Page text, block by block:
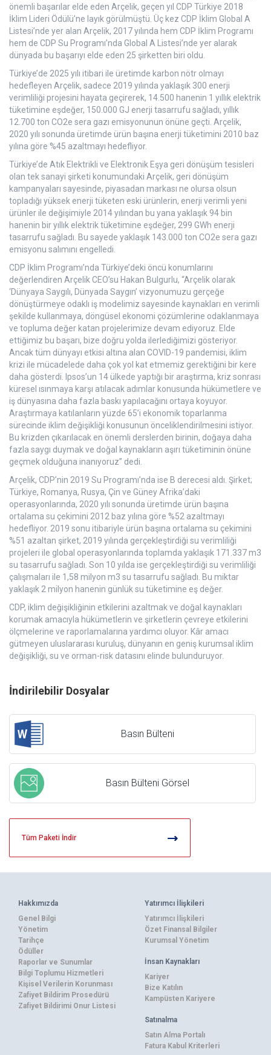
önemli başarılar elde eden Arçelik, geçen yıl CDP Türkiye 2018
İklim Lideri Ödülü’ne layık görülmüştü. Üç kez CDP İklim Global A
Listesi’nde yer alan Arçelik, 2017 yılında hem CDP İklim Programı
hem de CDP Su Programı’nda Global A Listesi’nde yer alarak
dünyada bu başarıyı elde eden 25 şirketten biri oldu.
Türkiye’de 2025 yılı itibari ile üretimde karbon nötr olmayı
hedefleyen Arçelik, sadece 2019 yılında yaklaşık 300 enerji
verimliliği projesini hayata geçirerek, 14.500 hanenin 1 yıllık elektrik
tüketimine eşdeğer, 150.000 GJ enerji tasarrufu sağladı, yıllık
12.700 ton CO2e sera gazı emisyonunun önüne geçti. Arçelik,
2020 yılı sonunda üretimde ürün başına enerji tüketimini 2010 baz
yılına göre %45 azaltmayı hedefliyor.
Türkiye’de Atık Elektrikli ve Elektronik Eşya geri dönüşüm tesisleri
olan tek sanayi şirketi konumundaki Arçelik, geri dönüşüm
kampanyaları sayesinde, piyasadan markası ne olursa olsun
topladığı yüksek enerji tüketen eski ürünlerin, enerji verimli yeni
ürünler ile değişimiyle 2014 yılından bu yana yaklaşık 94 bin
hanenin bir yıllık elektrik tüketimine eşdeğer, 299 GWh enerji
tasarrufu sağladı. Bu sayede yaklaşık 143.000 ton CO2e sera gazı
emisyonu salımını engelledi.
CDP İklim Programı’nda Türkiye’deki öncü konumlarını
değerlendiren Arçelik CEO’su Hakan Bulgurlu, “Arçelik olarak
‘Dünyaya Saygılı, Dünyada Saygın’ vizyonumuzu gerçeğe
dönüştürmeye odaklı iş modelimiz sayesinde kaynakları en verimli
şekilde kullanmaya, döngüsel ekonomi çözümlerine odaklanmaya
ve topluma değer katan projelerimize devam ediyoruz. Elde
ettiğimiz bu başarı, bize doğru yolda ilerlediğimizi gösteriyor.
Ancak tüm dünyayı etkisi altına alan COVID-19 pandemisi, iklim
krizi ile mücadelede daha çok yol kat etmemiz gerektiğini bir kere
daha gösterdi. Ipsos’un 14 ülkede yaptığı bir araştırma, kriz sonrası
küresel ısınmaya karşı atılacak adımlar konusunda hükümetlere ve
iş dünyasına daha fazla baskı yapılacağını ortaya koyuyor.
Araştırmaya katılanların yüzde 65’i ekonomik toparlanma
sürecinde iklim değişikliği konusunun önceliklendirilmesini istiyor.
Bu krizden çıkarılacak en önemli derslerden birinin, doğaya daha
fazla saygı duymak ve doğal kaynakların aşırı tüketiminin önüne
geçmek olduğuna inanıyoruz” dedi.
Arçelik, CDP’nin 2019 Su Programı’nda ise B derecesi aldı. Şirket;
Türkiye, Romanya, Rusya, Çin ve Güney Afrika’daki
operasyonlarında, 2020 yılı sonunda üretimde ürün başına
ortalama su çekimini 2012 baz yılına göre %52 azaltmayı
hedefliyor. 2019 sonu itibariyle ürün başına ortalama su çekimini
%51 azaltan şirket, 2019 yılında gerçekleştirdiği su verimliliği
projeleri ile global operasyonlarında toplamda yaklaşık 171.337 m3
su tasarrufu sağladı. Son 10 yılda ise gerçekleştirdiği su verimliliği
çalışmaları ile 1,58 milyon m3 su tasarrufu sağladı. Bu miktar
yaklaşık 2 milyon hanenin günlük su tüketimine eş değer.
CDP, iklim değişikliğinin etkilerini azaltmak ve doğal kaynakları
korumak amacıyla hükümetlerin ve şirketlerin çevreye etkilerini
ölçmelerine ve raporlamalarına yardımcı oluyor. Kâr amacı
gütmeyen uluslararası kuruluş, dünyanın en geniş kurumsal iklim
değişikliği, su ve orman-risk datasını elinde bulunduruyor.
İndirilebilir Dosyalar
Basın Bülteni
Basın Bülteni Görsel
Tüm Paketi İndir
Hakkımızda
Genel Bilgi
Yönetim
Tarihçe
Ödüller
Raporlar ve Sunumlar
Bilgi Toplumu Hizmetleri
Kişisel Verilerin Korunması
Zafiyet Bildirim Prosedürü
Zafiyet Bildirimi Onur Listesi
Yatırımcı İlişkileri
Yatırımcı İlişkileri
Özet Finansal Bilgiler
Kurumsal Yönetim
İnsan Kaynakları
Kariyer
Bize Katılın
Kampüsten Kariyere
Satınalma
Satın Alma Portalı
Fatura Kabul Kriterleri